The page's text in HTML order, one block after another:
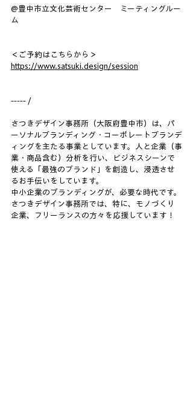
@豊中市立文化芸術センター　ミーティングルー
ム
＜ご予約はこちらから＞
https://www.satsuki.design/session
----- /
さつきデザイン事務所（大阪府豊中市）は、パ
ーソナルブランディング・コーポレートブランデ
ィングを主たる事業としています。人と企業（事
業・商品含む）分析を行い、ビジネスシーンで
使える「最強のブランド」を創造し、浸透させ
るお手伝いをしています。
中小企業のブランディングが、必要な時代です。
さつきデザイン事務所では、特に、モノづくり
企業、フリーランスの方々を応援しています！